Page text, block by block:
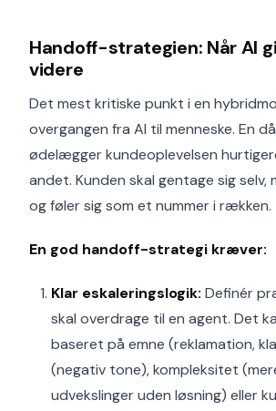
Handoff-strategien: Når AI
videre
Det mest kritiske punkt i en
overgangen fra AI til menneske. En
ødelægger kundeoplevelsen
andet. Kunden skal gentage sig
og føler sig som et nummer i rækken.
En god handoff-strategi kræver:
Klar eskaleringslogik: Definér
skal overdrage til en agent. Det
baseret på emne (reklamation,
(negativ tone), kompleksitet
udvekslinger uden løsning) eller